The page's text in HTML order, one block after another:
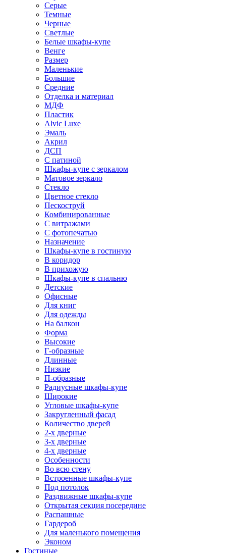
Серые
Темные
Черные
Светлые
Белые шкафы-купе
Венге
Размер
Маленькие
Большие
Средние
Отделка и материал
МДФ
Пластик
Alvic Luxe
Эмаль
Акрил
ДСП
С патиной
Шкафы-купе с зеркалом
Матовое зеркало
Стекло
Цветное стекло
Пескоструй
Комбинированные
С витражами
С фотопечатью
Назначение
Шкафы-купе в гостиную
В коридор
В прихожую
Шкафы-купе в спальню
Детские
Офисные
Для книг
Для одежды
На балкон
Форма
Высокие
Г-образные
Длинные
Низкие
П-образные
Радиусные шкафы-купе
Широкие
Угловые шкафы-купе
Закругленный фасад
Количество дверей
2-х дверные
3-х дверные
4-х дверные
Особенности
Во всю стену
Встроенные шкафы-купе
Под потолок
Раздвижные шкафы-купе
Открытая секция посередине
Распашные
Гардероб
Для маленького помещения
Эконом
Гостиные